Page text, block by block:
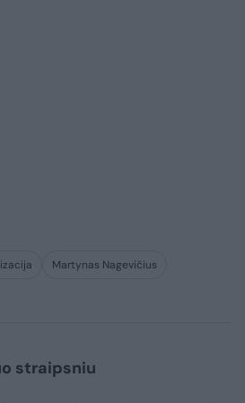
Martynas Nagevičius
straipsniu